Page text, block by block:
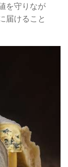
を守りなが
届けること